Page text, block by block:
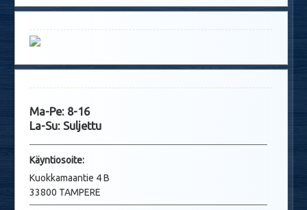
Ma-Pe: 8-16
La-Su: Suljettu
Käyntiosoite:
Kuokkamaantie 4 B
33800 TAMPERE